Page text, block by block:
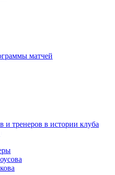
матчей
и тренеров в истории клуба